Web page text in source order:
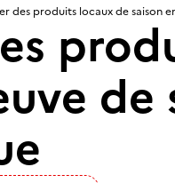
des produits locaux de saison